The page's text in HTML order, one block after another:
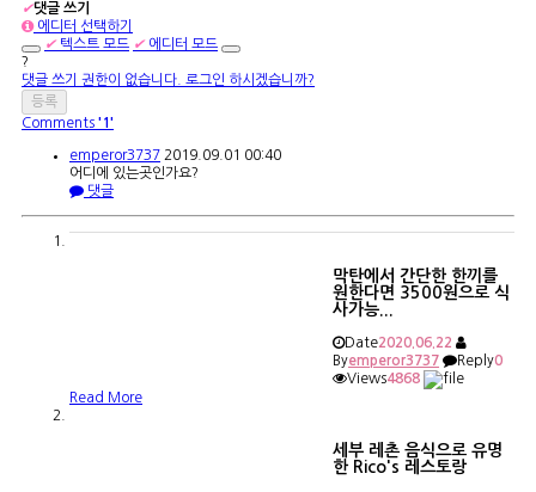
✔댓글 쓰기
에디터 선택하기
✔ 텍스트 모드 ✔ 에디터 모드
?
댓글 쓰기 권한이 없습니다. 로그인 하시겠습니까?
Comments '1'
emperor3737 2019.09.01 00:40
어디에 있는곳인가요?
댓글
막탄에서 간단한 한끼를
원한다면 3500원으로 식
사가능...
Date2020.06.22
Byemperor3737 Reply0
Views4868
Read More
세부 레촌 음식으로 유명
한 Rico's 레스토랑